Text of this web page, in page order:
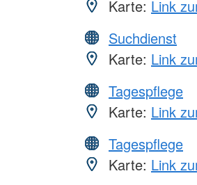
Karte: Link
Suchdienst
Karte: Link
Tagespflege
Karte: Link
Tagespflege
Karte: Link